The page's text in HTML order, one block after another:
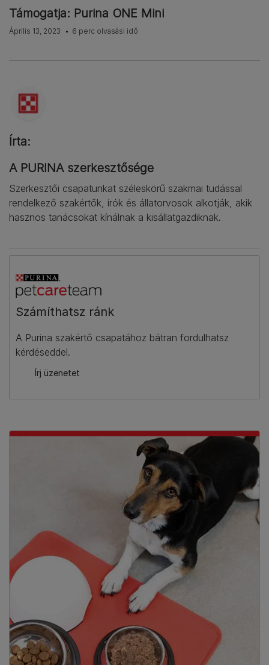
Támogatja: Purina ONE Mini
Április 13, 2023 6 perc olvasási idő
Írta:
A PURINA szerkesztősége
Szerkesztői csapatunkat széleskörű szakmai tudással
rendelkező szakértők, írók és állatorvosok alkotják, akik
hasznos tanácsokat kínálnak a kisállatgazdiknak.
Számíthatsz ránk​
A Purina szakértő csapatához bátran fordulhatsz
kérdéseddel.
Írj üzenetet